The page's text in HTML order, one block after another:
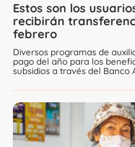
Estos son los
recibirán
febrero
Diversos programas de
pago del año para los
subsidios a través del Banco